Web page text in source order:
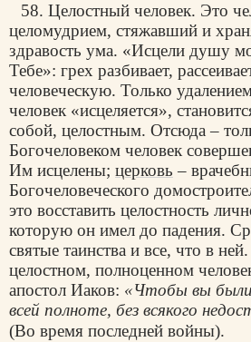
58. Целостный человек. Это
целомудрием, стяжавший и
здравость ума. «Исцели душу
Тебе»: грех разбивает,
человеческую. Только
человек «исцеляется»,
собой, целостным. Отсюда –
Богочеловеком человек
Им исцелены; церковь –
Богочеловеческого
это восставить целостность
которую он имел до падения.
святые таинства и все, что в
целостном, полноценном
апостол Иаков: «Чтобы вы
всей полноте, без всякого
(Во время последней войны).